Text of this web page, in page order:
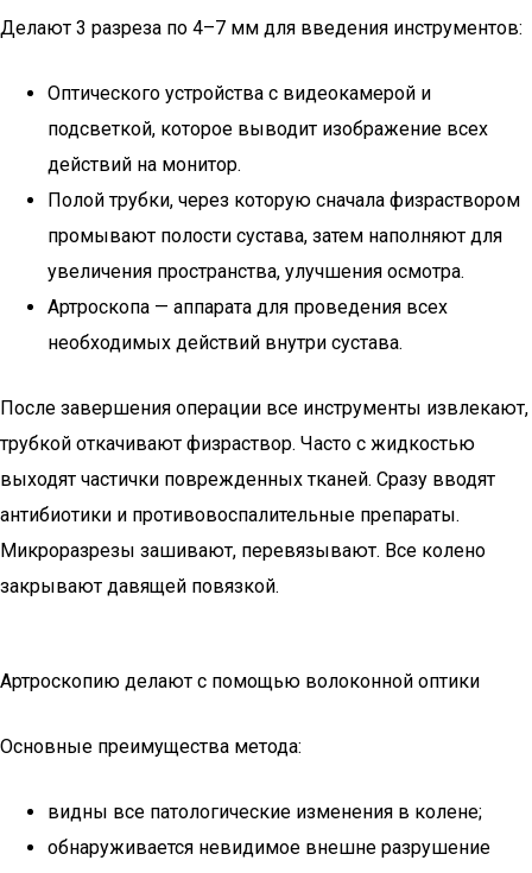
Делают 3 разреза по 4–7 мм для введения инструментов:
Оптического устройства с видеокамерой и
подсветкой, которое выводит изображение всех
действий на монитор.
Полой трубки, через которую сначала физраствором
промывают полости сустава, затем наполняют для
увеличения пространства, улучшения осмотра.
Артроскопа — аппарата для проведения всех
необходимых действий внутри сустава.
После завершения операции все инструменты извлекают,
трубкой откачивают физраствор. Часто с жидкостью
выходят частички поврежденных тканей. Сразу вводят
антибиотики и противовоспалительные препараты.
Микроразрезы зашивают, перевязывают. Все колено
закрывают давящей повязкой.
Артроскопию делают с помощью волоконной оптики
Основные преимущества метода:
видны все патологические изменения в колене;
обнаруживается невидимое внешне разрушение